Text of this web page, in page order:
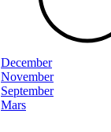
December
November
September
Mars